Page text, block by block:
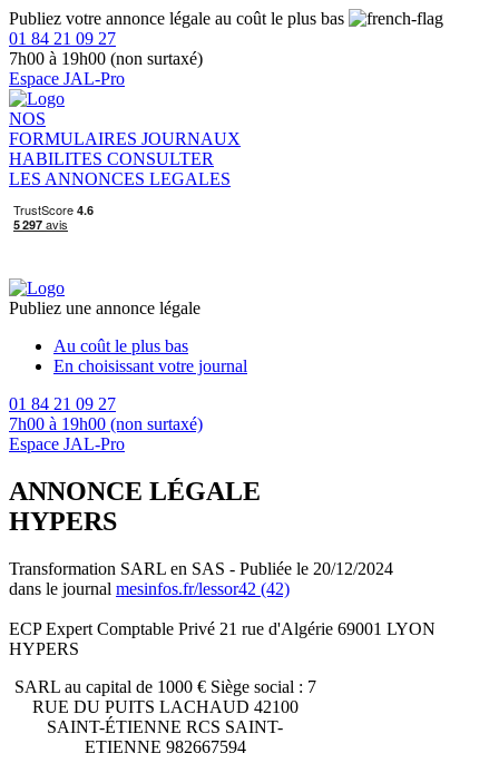
Publiez votre annonce légale au coût le plus bas
01 84 21 09 27
7h00 à 19h00 (non surtaxé)
Espace JAL-Pro
NOS
FORMULAIRES JOURNAUX
HABILITES CONSULTER
LES ANNONCES LEGALES
Publiez une annonce légale
Au coût le plus bas
En choisissant votre journal
01 84 21 09 27
7h00 à 19h00 (non surtaxé)
Espace JAL-Pro
ANNONCE LÉGALE
HYPERS
Transformation SARL en SAS - Publiée le 20/12/2024
dans le journal mesinfos.fr/lessor42 (42)
ECP Expert Comptable Privé 21 rue d'Algérie 69001 LYON
HYPERS
SARL au capital de 1000 € Siège social : 7
RUE DU PUITS LACHAUD 42100
SAINT-ÉTIENNE RCS SAINT-
ETIENNE 982667594